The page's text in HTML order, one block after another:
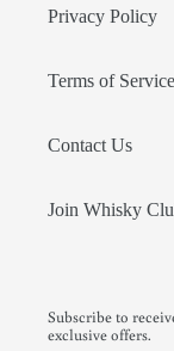
Privacy Policy
Terms of Service
Contact Us
Join Whisky
Subscribe to
exclusive offers.